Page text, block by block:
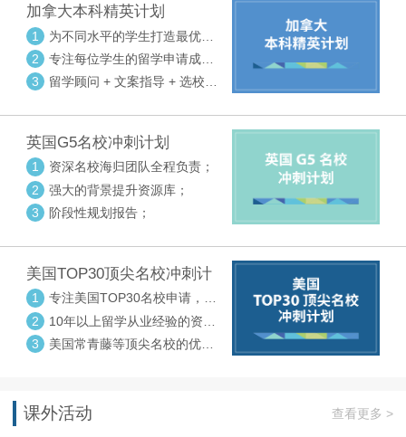
加拿大本科精英计划
1
为不同水平的学生打造最优选
校方案
2
专注每位学生的留学申请成功
率
3
留学顾问 + 文案指导 + 选校申
英国G5名校冲刺计划
1
资深名校海归团队全程负责；
2
强大的背景提升资源库；
3
阶段性规划报告；
美国TOP30顶尖名校冲刺计
划
1
专注美国TOP30名校申请，高
度个性化指导
2
10年以上留学从业经验的资深
中方顾问
3
美国常青藤等顶尖名校的优秀
课外活动 查看更多 >